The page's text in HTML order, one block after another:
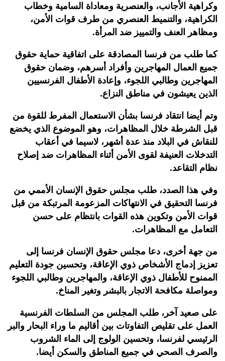
وكراهية الأجانب، والعنصرية ومعاداة السامية وخطاب
الكراهية، والتنميط العنصري من طرف قوات الأمن،
ومظاهر العنف والتمييز ضد المرأة.
كما طلب من فرنسا المصادقة على اتفاقية حماية حقوق
جميع العمال المهاجرين وأفراد أسرهم، وضمان حقوق
المهاجرين وطالبي اللجوء، وإعادة الأطفال الفرنسيين
الذين يعيشون في مناطق النزاع.
وتم أيضا انتقاد فرنسا بشأن الاستعمال المفرط للقوة من
قبل الشرطة خلال المظاهرات، وهو الموضوع الذي يخضع
للنقاش في البلاد منذ عدة أشهر، لاسيما في أعقاب
التدخلات العنيفة لقوى الأمن أثناء المظاهرات ضد إصلاح
نظام التقاعد.
وفي هذا الصدد، طلب مجلس حقوق الإنسان الأممي من
فرنسا التحقيق في الانتهاكات المزعومة المرتبكة من قبل
قوات الأمن وتكوين هذه القوات بانتظام على حسن
التعامل مع المظاهرات.
من جهة أخرى، دعا مجلس حقوق الإنسان فرنسا إلى
تعزيز إدماج الأشخاص ذوي الإعاقة، وتحسين جودة التعليم
الممنوح للأطفال ذوي الإعاقة، والمهاجرين وطالبي اللجوء
ومواصلة مكافحة الاتجار بالبشر وتغير المناخ.
على صعيد آخر، طلب المجلس من السلطات الفرنسية
العمل على تقليص التفاوتات بين أقاليم ما وراء البحار والبر
الرئيسي لفرنسا، وتحسين الولوج إلى الماء الشروب
والصرف الصحي في جميع المناطق والسكن أيضا.